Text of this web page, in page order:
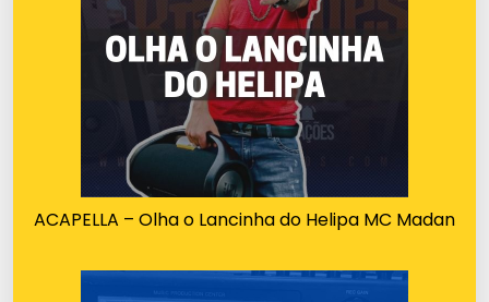
ACAPELLA – Olha o Lancinha do Helipa MC Madan